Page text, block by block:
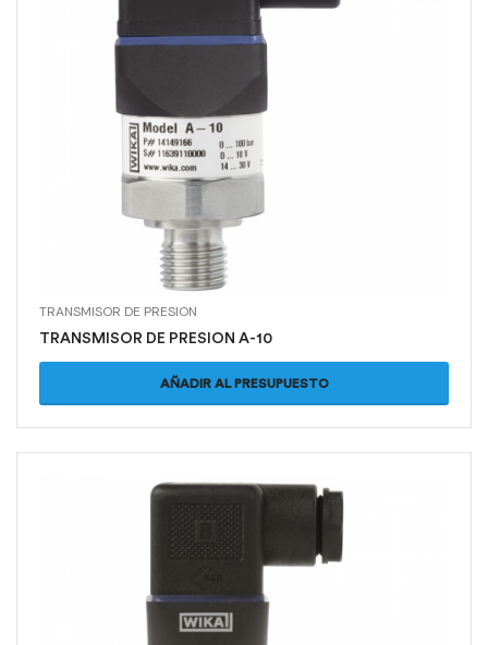
TRANSMISOR DE PRESION
TRANSMISOR DE PRESION A-10
AÑADIR AL PRESUPUESTO